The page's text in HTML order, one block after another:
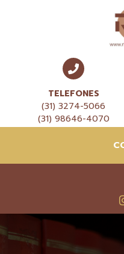
TELEFONES
(31) 3274-5066
(31) 98646-4070